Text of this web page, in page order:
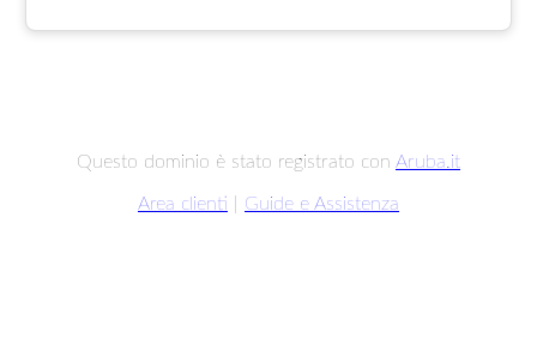
Questo dominio è stato registrato con Aruba.it
Area clienti Guide e Assistenza